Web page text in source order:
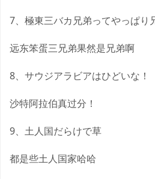
7、極東三バカ兄弟ってやっぱり
远东笨蛋三兄弟果然是兄弟啊
8、サウジアラビアはひどいな！
沙特阿拉伯真过分！
9、土人国だらけで草
都是些土人国家哈哈